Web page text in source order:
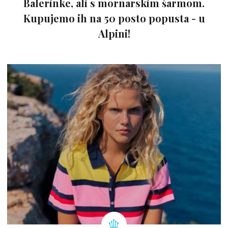
Balerinke, ali s mornarskim šarmom.
Kupujemo ih na 50 posto popusta - u
Alpini!